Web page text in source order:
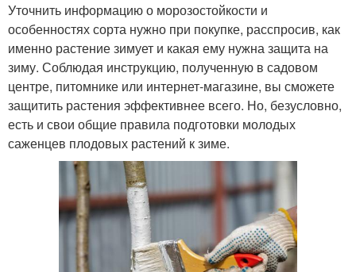
Уточнить информацию о морозостойкости и
особенностях сорта нужно при покупке, расспросив, как
именно растение зимует и какая ему нужна защита на
зиму. Соблюдая инструкцию, полученную в садовом
центре, питомнике или интернет-магазине, вы сможете
защитить растения эффективнее всего. Но, безусловно,
есть и свои общие правила подготовки молодых
саженцев плодовых растений к зиме.